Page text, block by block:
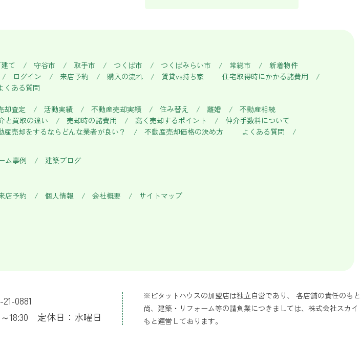
て 守谷市 取手市 つくば市 つくばみらい市 常総市
新着物件
ログイン 来店予約 購入の流れ 賃貸vs持ち家
住宅取得時にかかる諸費用
くある質問
却査定 活動実績 不動産売却実績 住み替え 離婚
不動産相続
と買取の違い 売却時の諸費用 高く売却するポイント
仲介手数料について
産売却をするならどんな業者が良い？ 不動産売却価格の決め方 よくある質問
ム事例 建築ブログ
店予約 個人情報 会社概要 サイトマップ
0881
18:30 定休日：水曜日
※ピタットハウスの加盟店は独立自営であり、 各店舗の責任のも
尚、建築・リフォーム等の請負業につきましては、株式会社スカ
もと運営しております。